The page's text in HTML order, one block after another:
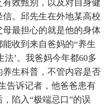
效甄别，以及对自身健
。邱先生在外地某高校
最担心的就是他的身体
收到来自爸妈的“养生
法’。我爸妈今年都60多
生科普，不管内容是否
告诉记者，他爸爸患有
陷入“极端忌口”的误